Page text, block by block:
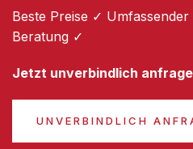
Beste Preise ✓
Beratung ✓
Jetzt unverbindlich
UNVERBINDLICH